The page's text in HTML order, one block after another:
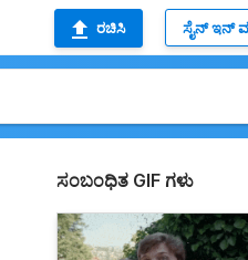
ರಚಿಸಿ ಸೈನ್ ಇನ್
ಸಂಬಂಧಿತ GIF ಗಳು